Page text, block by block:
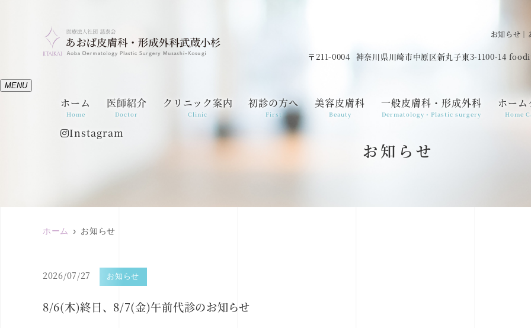
お知らせ
〒211-0004 神奈川県川崎市中原区新丸子東3-1100-14
MENU
ホーム
Home
医師紹介
Doctor
クリニック案内
Clinic
初診の方へ
First
美容皮膚科
Beauty
一般皮膚科・形成外科
Dermatology・Plastic surgery
ホーム
Home
Instagram
お知らせ
ホーム お知らせ
2026/07/27 お知らせ
8/6(木)終日、8/7(金)午前代診のお知らせ